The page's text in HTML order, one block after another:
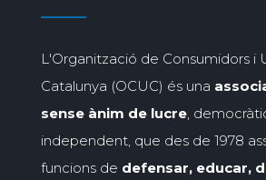
L'Organització de Consumidors i
Catalunya (OCUC) és una
sense ànim de lucre,
independent, que des de 1978
funcions de defensar, educar,